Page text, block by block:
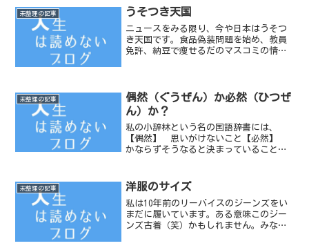
いました。試合が終わる...
未整理の記事 うそつき天国
ニュースをみる限り、今や日本はうそつ
き天国です。食品偽装問題を始め、教員
免許、納豆で痩せるだのマスコミの情報
なりました。すぐ後にフジ...
未整理の記事
偶然（ぐうぜん）か必然（ひつぜ
ん）か？
私の小辞林という名の国語辞書には、
【偶然】 思いがけないこと【必然】
かならずそうなると決まっていることと
ぜん）である。という言葉を聞きまし
た。偶然ではなく、必然だそう...
未整理の記事 洋服のサイズ
私は10年前のリーバイスのジーンズをい
まだに履いています。ある意味このジー
ンズ古着（笑）かもしれません。みなさ